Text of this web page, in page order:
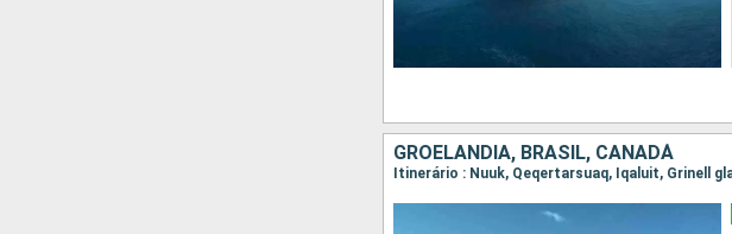
GROELÂNDIA, BRASIL, CANADÁ